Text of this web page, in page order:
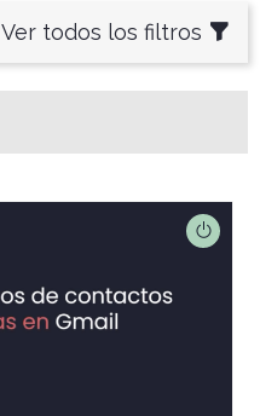
Ver todos los filtros